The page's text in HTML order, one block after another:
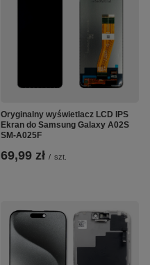
Oryginalny wyświetlacz LCD IPS
Ekran do Samsung Galaxy A02S
SM-A025F
69,99 zł / szt.